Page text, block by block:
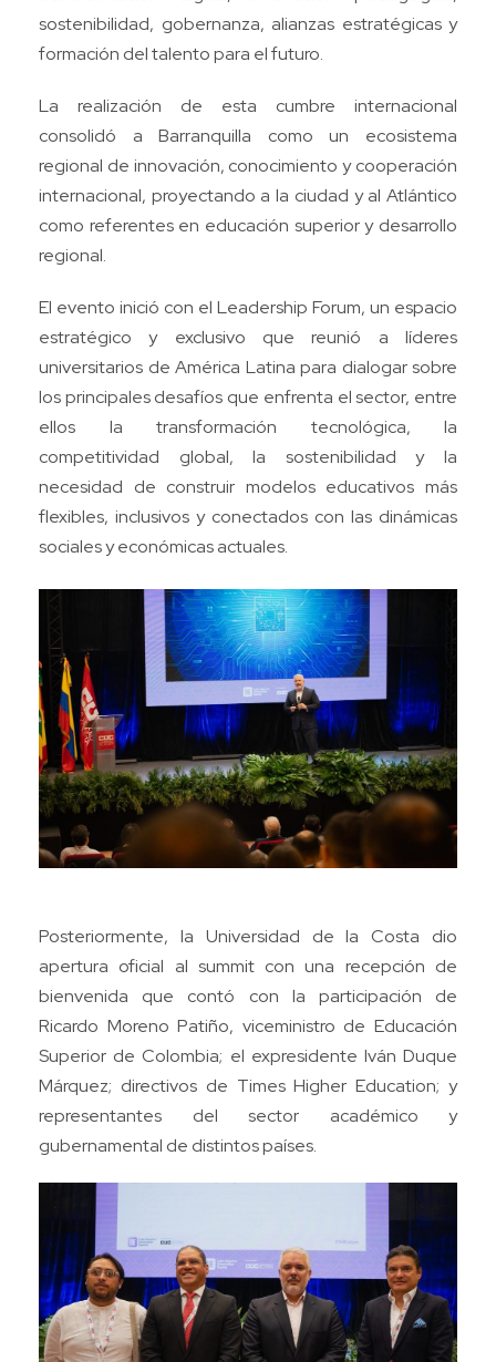
sostenibilidad, gobernanza, alianzas estratégicas y
formación del talento para el futuro.
La realización de esta cumbre internacional
consolidó a Barranquilla como un ecosistema
regional de innovación, conocimiento y cooperación
internacional, proyectando a la ciudad y al Atlántico
como referentes en educación superior y desarrollo
regional.
El evento inició con el Leadership Forum, un espacio
estratégico y exclusivo que reunió a líderes
universitarios de América Latina para dialogar sobre
los principales desafíos que enfrenta el sector, entre
ellos la transformación tecnológica, la
competitividad global, la sostenibilidad y la
necesidad de construir modelos educativos más
flexibles, inclusivos y conectados con las dinámicas
sociales y económicas actuales.
Posteriormente, la Universidad de la Costa dio
apertura oficial al summit con una recepción de
bienvenida que contó con la participación de
Ricardo Moreno Patiño, viceministro de Educación
Superior de Colombia; el expresidente Iván Duque
Márquez; directivos de Times Higher Education; y
representantes del sector académico y
gubernamental de distintos países.